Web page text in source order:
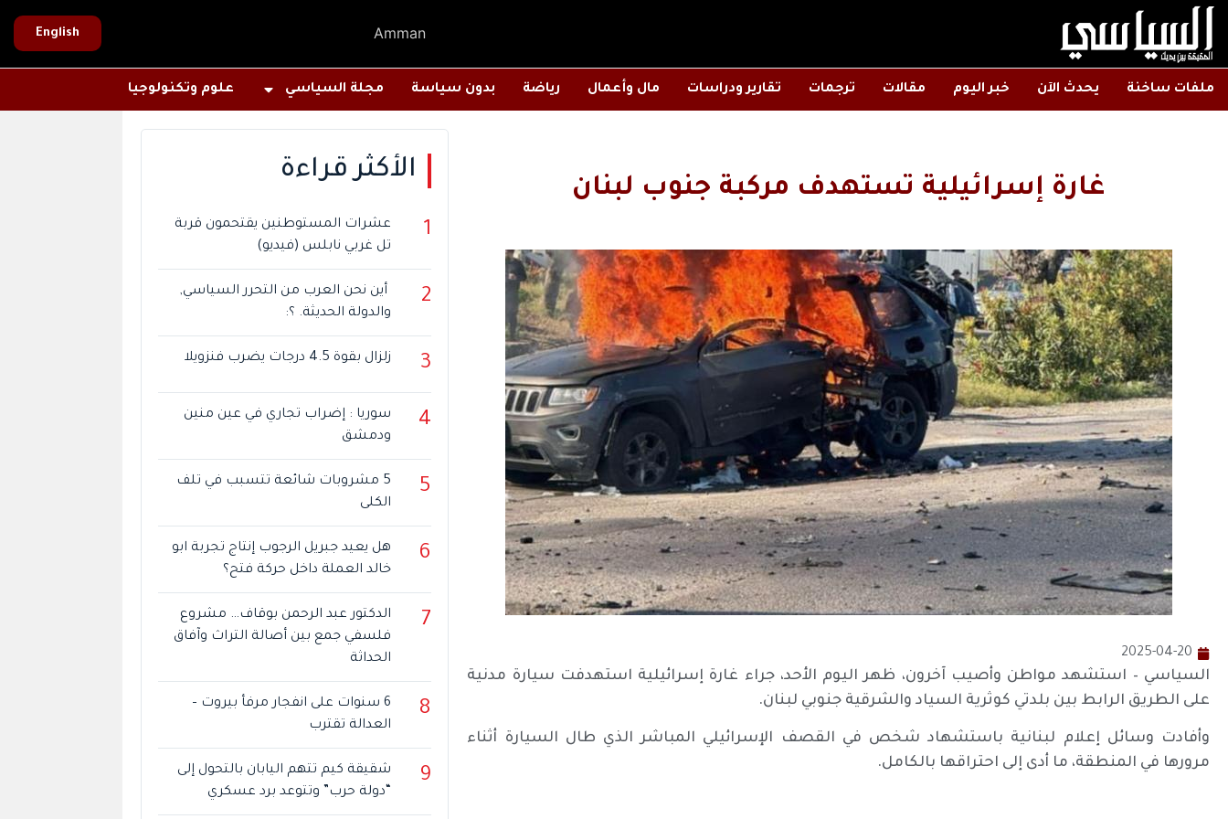
Amman
English
ملفات ساخنة يحدث الآن خبر اليوم مقالات ترجمات تقارير ودراسات مال وأعمال رياضة بدون سياسة مجلة السياسي علوم وتكنولوجيا
غارة إسرائيلية تستهدف مركبة جنوب لبنان
2025-04-20
السياسي – استشهد مواطن وأصيب آخرون، ظهر اليوم الأحد، جراء غارة إسرائيلية استهدفت سيارة مدنية
على الطريق الرابط بين بلدتي كوثرية السياد والشرقية جنوبي لبنان.
وأفادت وسائل إعلام لبنانية باستشهاد شخص في القصف الإسرائيلي المباشر الذي طال السيارة أثناء
مرورها في المنطقة، ما أدى إلى احتراقها بالكامل.
الأكثر قراءة
1
عشرات المستوطنين يقتحمون قربة
تل غربي نابلس (فيديو)
2
أين نحن العرب من التحرر السياسي,
والدولة الحديثة. ؟:
3 زلزال بقوة 4.5 درجات يضرب فنزويلا
4
سوريا : إضراب تجاري في عين منين
ودمشق
5
5 مشروبات شائعة تتسبب في تلف
الكلى
6
هل يعيد جبريل الرجوب إنتاج تجربة ابو
خالد العملة داخل حركة فتح؟
7
الدكتور عبد الرحمن بوقاف… مشروع
فلسفي جمع بين أصالة التراث وآفاق
الحداثة
8
6 سنوات على انفجار مرفأ بيروت –
العدالة تقترب
9
شقيقة كيم تتهم اليابان بالتحول إلى
“دولة حرب” وتتوعد برد عسكري